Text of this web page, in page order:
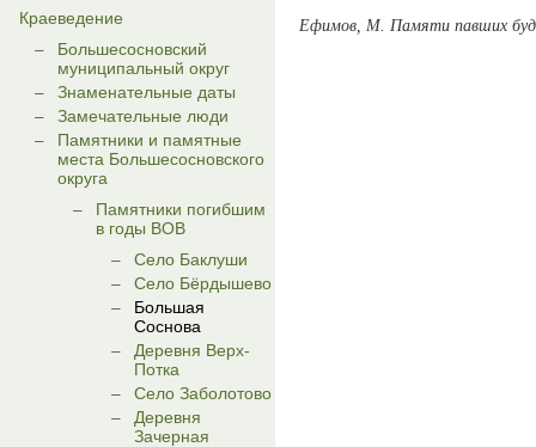
Краеведение
Большесосновский
муниципальный округ
Знаменательные даты
Замечательные люди
Памятники и памятные
места Большесосновского
округа
Памятники погибшим
в годы ВОВ
Село Баклуши
Село Бёрдышево
Большая
Соснова
Деревня Верх-
Потка
Село Заболотово
Деревня
Зачерная
Ефимов, М. Памяти павших